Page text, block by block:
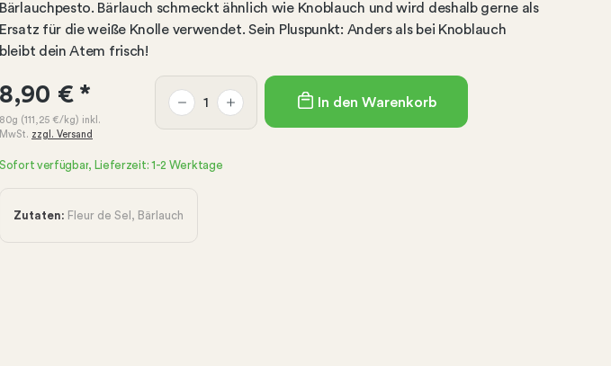
Bärlauchpesto. Bärlauch schmeckt ähnlich wie Knoblauch und wird deshalb gerne als
Ersatz für die weiße Knolle verwendet. Sein Pluspunkt: Anders als bei Knoblauch
bleibt dein Atem frisch!
8,90 €*
80g (111,25 €/kg) inkl.
MwSt. zzgl. Versand
In den Warenkorb
Sofort verfügbar, Lieferzeit: 1-2 Werktage
Zutaten: Fleur de Sel, Bärlauch